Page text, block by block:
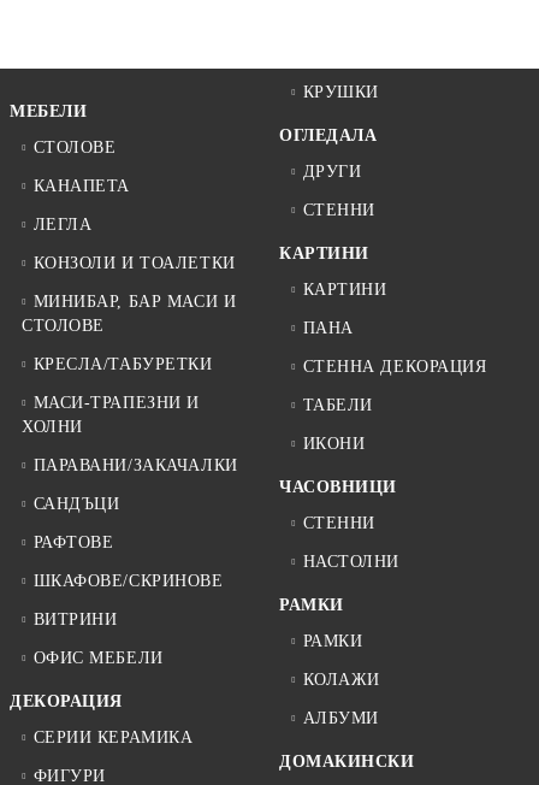
МЕБЕЛИ
СТОЛОВЕ
КАНАПЕТА
ЛЕГЛА
КОНЗОЛИ И ТОАЛЕТКИ
МИНИБАР, БАР МАСИ И
СТОЛОВЕ
КРЕСЛА/ТАБУРЕТКИ
МАСИ-ТРАПЕЗНИ И
ХОЛНИ
ПАРАВАНИ/ЗАКАЧАЛКИ
САНДЪЦИ
РАФТОВЕ
ШКАФОВЕ/СКРИНОВЕ
ВИТРИНИ
ОФИС МЕБЕЛИ
ДЕКОРАЦИЯ
СЕРИИ КЕРАМИКА
ФИГУРИ
КРУШКИ
ОГЛЕДАЛА
ДРУГИ
СТЕННИ
КАРТИНИ
КАРТИНИ
ПАНА
СТЕННА ДЕКОРАЦИЯ
ТАБЕЛИ
ИКОНИ
ЧАСОВНИЦИ
СТЕННИ
НАСТОЛНИ
РАМКИ
РАМКИ
КОЛАЖИ
АЛБУМИ
ДОМАКИНСКИ